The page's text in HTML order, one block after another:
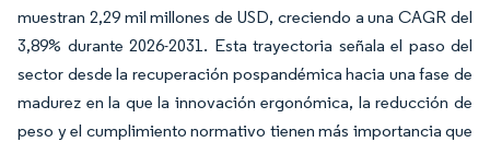
muestran 2,29 mil millones de USD, creciendo a una CAGR del
3,89% durante 2026-2031. Esta trayectoria señala el paso del
sector desde la recuperación pospandémica hacia una fase de
madurez en la que la innovación ergonómica, la reducción de
peso y el cumplimiento normativo tienen más importancia que